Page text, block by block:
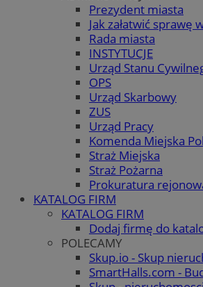
Prezydent miasta
Jak załatwić sprawę
Rada miasta
INSTYTUCJE
Urząd Stanu
OPS
Urząd Skarbowy
ZUS
Urząd Pracy
Komenda Miejska
Straż Miejska
Straż Pożarna
Prokuratura
KATALOG FIRM
KATALOG FIRM
Dodaj firmę do
POLECAMY
Skup.io - Skup
SmartHalls.com -